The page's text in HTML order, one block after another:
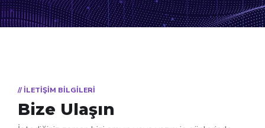
// ILETIŞIM BILGILERI
Bize Ulaşın